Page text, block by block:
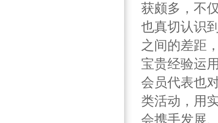
获颇多，不
也真切认识
之间的差距
宝贵经验运
会员代表也
类活动，用
会携手发展